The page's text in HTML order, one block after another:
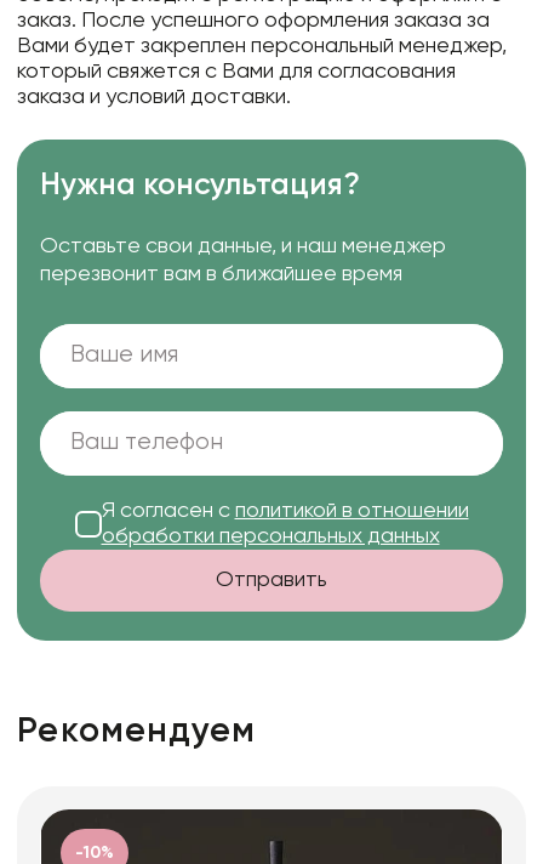
заказ. После успешного оформления заказа за
Вами будет закреплен персональный менеджер,
который свяжется с Вами для согласования
заказа и условий доставки.
Нужна консультация?
Оставьте свои данные, и наш менеджер
перезвонит вам в ближайшее время
Я согласен с политикой в отношении
обработки персональных данных
Отправить
Рекомендуем
-10%